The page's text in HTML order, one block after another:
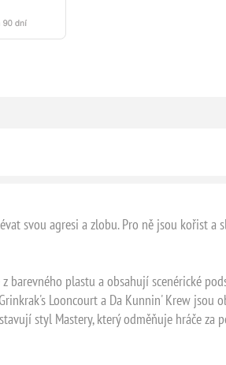
svou agresi a zlobu. Pro ně jsou kořist a
barevného plastu a obsahují scenérické
Looncourt a Da Kunnin' Krew jsou
styl Mastery, který odměňuje hráče za